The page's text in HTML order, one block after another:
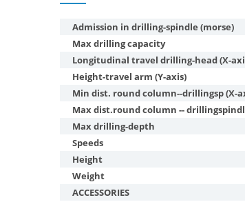
Admission in drilling-spindle (morse)
Max drilling capacity
Longitudinal travel drilling-head (X-
Height-travel arm (Y-axis)
Min dist. round column--drillingsp (X-
Max dist.round column --
Max drilling-depth
Speeds
Height
Weight
ACCESSORIES